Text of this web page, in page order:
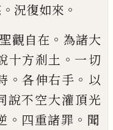
。 況復如來 。
觀自在 。 為諸大
十方剎土 。 一切
。 各伸右手 。 以
說不空大灌頂光
。 四重諸罪 。 聞